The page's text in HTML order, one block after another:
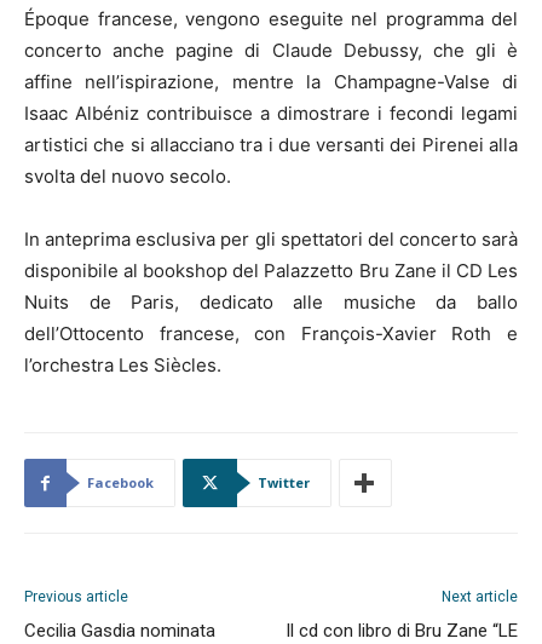
Époque francese, vengono eseguite nel programma del
concerto anche pagine di Claude Debussy, che gli è
affine nell’ispirazione, mentre la Champagne-Valse di
Isaac Albéniz contribuisce a dimostrare i fecondi legami
artistici che si allacciano tra i due versanti dei Pirenei alla
svolta del nuovo secolo.
In anteprima esclusiva per gli spettatori del concerto sarà
disponibile al bookshop del Palazzetto Bru Zane il CD Les
Nuits de Paris, dedicato alle musiche da ballo
dell’Ottocento francese, con François-Xavier Roth e
l’orchestra Les Siècles.
Facebook Twitter
Previous article
Cecilia Gasdia nominata
Next article
Il cd con libro di Bru Zane “LE